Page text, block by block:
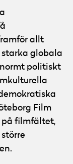
allt
globala
politiskt
Film
på filmfältet,